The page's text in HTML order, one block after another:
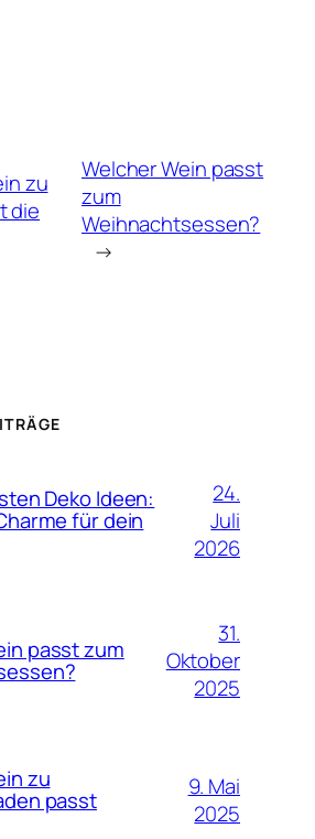
zu
die
Welcher Wein passt
zum
Weihnachtsessen?
→
Deko Ideen:
für dein
24.
Juli
2026
passt zum
31.
Oktober
2025
zu
passt
9. Mai
2025